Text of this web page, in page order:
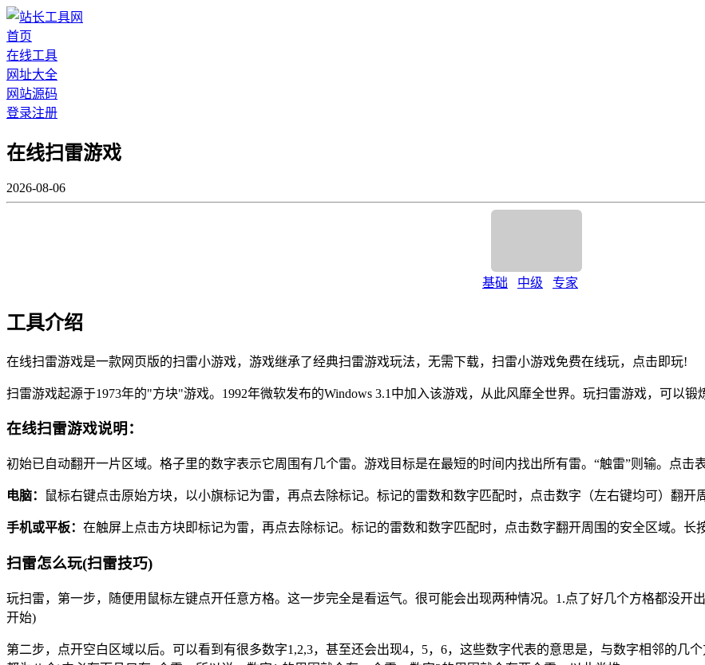
首页
在线工具
网址大全
网站源码
登录注册
在线扫雷游戏
2026-08-06
基础 中级 专家
工具介绍
在线扫雷游戏是一款网页版的扫雷小游戏，游戏继承了经典扫雷游戏玩法，无需下载，扫雷小游戏免费在线玩，点击即玩!
扫雷游戏起源于1973年的"方块"游戏。1992年微软发布的Windows 3.1中加入该游戏，从此风靡全世界。玩扫雷游戏，可以锻
在线扫雷游戏说明：
初始已自动翻开一片区域。格子里的数字表示它周围有几个雷。游戏目标是在最短的时间内找出所有雷。“触雷”则输。点击
电脑： 鼠标右键点击原始方块，以小旗标记为雷，再点去除标记。标记的雷数和数字匹配时，点击数字（左右键均可）翻开
手机或平板： 在触屏上点击方块即标记为雷，再点去除标记。标记的雷数和数字匹配时，点击数字翻开周围的安全区域。长
扫雷怎么玩(扫雷技巧)
玩扫雷，第一步，随便用鼠标左键点开任意方格。这一步完全是看运气。很可能会出现两种情况。1.点了好几个方格都没开
开始)
第二步，点开空白区域以后。可以看到有很多数字1,2,3，甚至还会出现4，5，6，这些数字代表的意思是，与数字相邻的几